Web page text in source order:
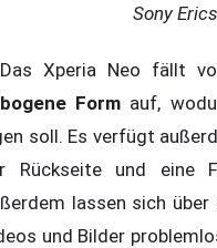
Sony
Xperia Neo fällt
Form auf,
soll. Es verfügt
Rückseite und eine
lassen sich
und Bilder